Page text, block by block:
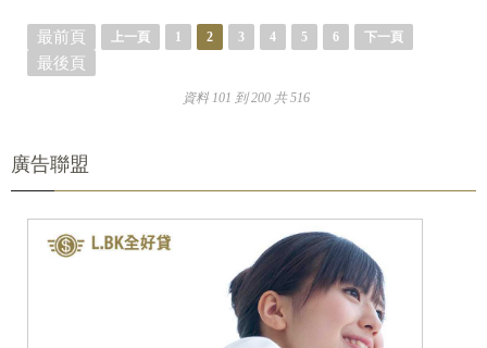
最前頁 上一頁 1 2 3 4 5 6 下一頁
最後頁
資料 101 到 200 共 516
廣告聯盟